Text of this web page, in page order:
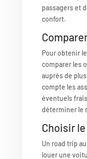
passagers et
confort.
Pour obtenir
comparer les
auprès de
compte les
éventuels
déterminer le
Choisir
Un road trip
louer une